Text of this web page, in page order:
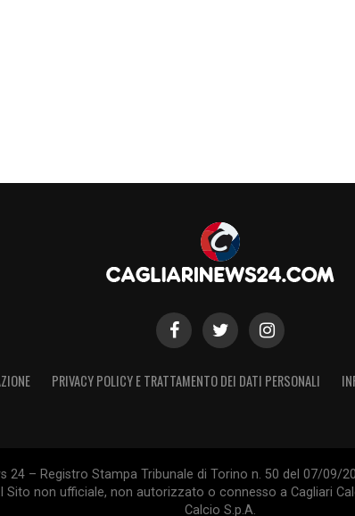
PRIVACY POLICY E TRATTAMENTO DEI DATI PERSONALI
– Registro Stampa Tribunale di Torino n. 50 del 07/09/
non ufficiale, non autorizzato o connesso a Cagliari
Calcio S.p.A.